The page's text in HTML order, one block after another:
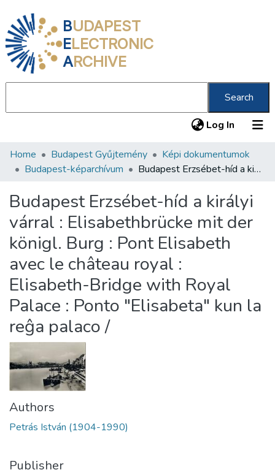
BUDAPEST
ELECTRONIC
ARCHIVE
Search
Log In (current)
Communities & Collections
Statistics
About us
Home Budapest Gyűjtemény
Képi dokumentumok
Budapest-képarchívum
Budapest Erzsébet-híd a királyi várral : Elisabethbrücke mit der königl. Burg : Pont Elisabeth avec le château royal : Elisabeth-Bridge with Royal Palace : Ponto "Elisabeta" kun la reĝa palaco /
Budapest Erzsébet-híd a királyi
várral : Elisabethbrücke mit der
königl. Burg : Pont Elisabeth
avec le château royal :
Elisabeth-Bridge with Royal
Palace : Ponto "Elisabeta" kun la
reĝa palaco /
Authors
Petrás István (1904-1990)
Publisher